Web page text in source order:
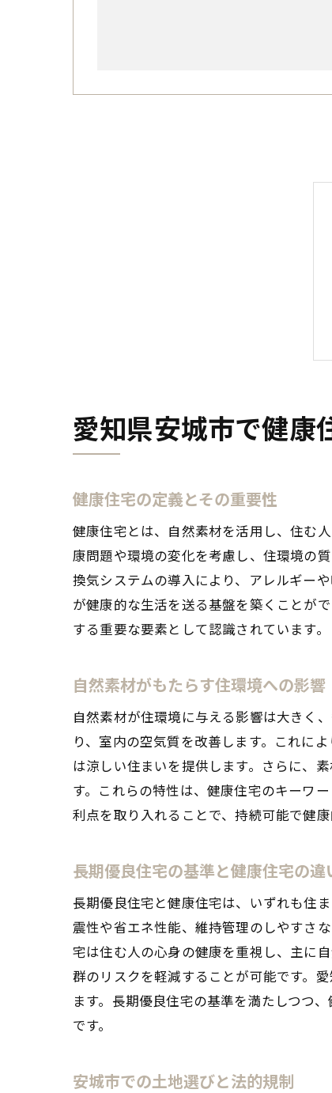
愛知県安城市で健康
健康住宅の定義とその重要性
健康住宅とは、自然素材を活用し、住む
康問題や環境の変化を考慮し、住環境の
換気システムの導入により、アレルギー
が健康的な生活を送る基盤を築くことが
する重要な要素として認識されています。
自然素材がもたらす住環境への影響
自然素材が住環境に与える影響は大きく
り、室内の空気質を改善します。これに
は涼しい住まいを提供します。さらに、
す。これらの特性は、健康住宅のキーワ
利点を取り入れることで、持続可能で健
長期優良住宅の基準と健康住宅の違
長期優良住宅と健康住宅は、いずれも住
震性や省エネ性能、維持管理のしやすさ
宅は住む人の心身の健康を重視し、主に
群のリスクを軽減することが可能です。
ます。長期優良住宅の基準を満たしつつ
です。
安城市での土地選びと法的規制